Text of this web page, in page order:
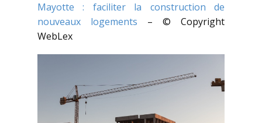
Mayotte : faciliter la construction de
nouveaux logements – © Copyright
WebLex